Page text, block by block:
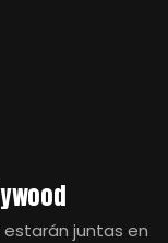
estarán juntas en